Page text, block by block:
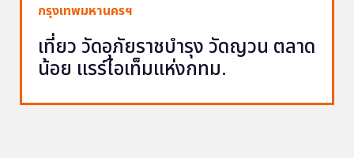
กรุงเทพมหานครฯ
เที่ยว วัดอุภัยราชบำรุง วัดญวน ตลาด
น้อย แรร์ไอเท็มแห่งกทม.